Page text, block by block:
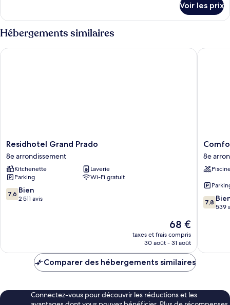
fumeurs
(Rouge)
le
type
de
chambre
Chambre
Voir les prix
Hébergements similaires
Residhotel
Grand
Prado
8e
arrondissement
Residhotel Grand Prado
8e arrondissement
Kitchenette
Laverie
Parking
Wi-Fi gratuit
7.6
sur
7,6 Bien
2 511 avis
Le
nouveau
prix
de
68 €
taxes et frais compris
30 août - 31 août
Residhotel Grand Prado
Comfort
Prado
8e
8e
7.8
sur
7,8
539
Comparer des hébergements similaires
Connectez-vous pour découvrir les réductions et les